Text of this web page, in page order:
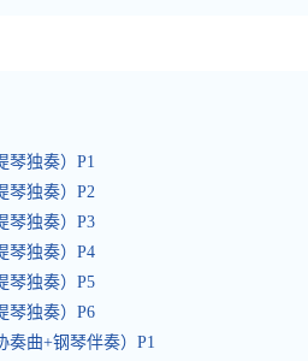
琴独奏）P1
琴独奏）P2
琴独奏）P3
琴独奏）P4
琴独奏）P5
琴独奏）P6
奏曲+钢琴伴奏）P1